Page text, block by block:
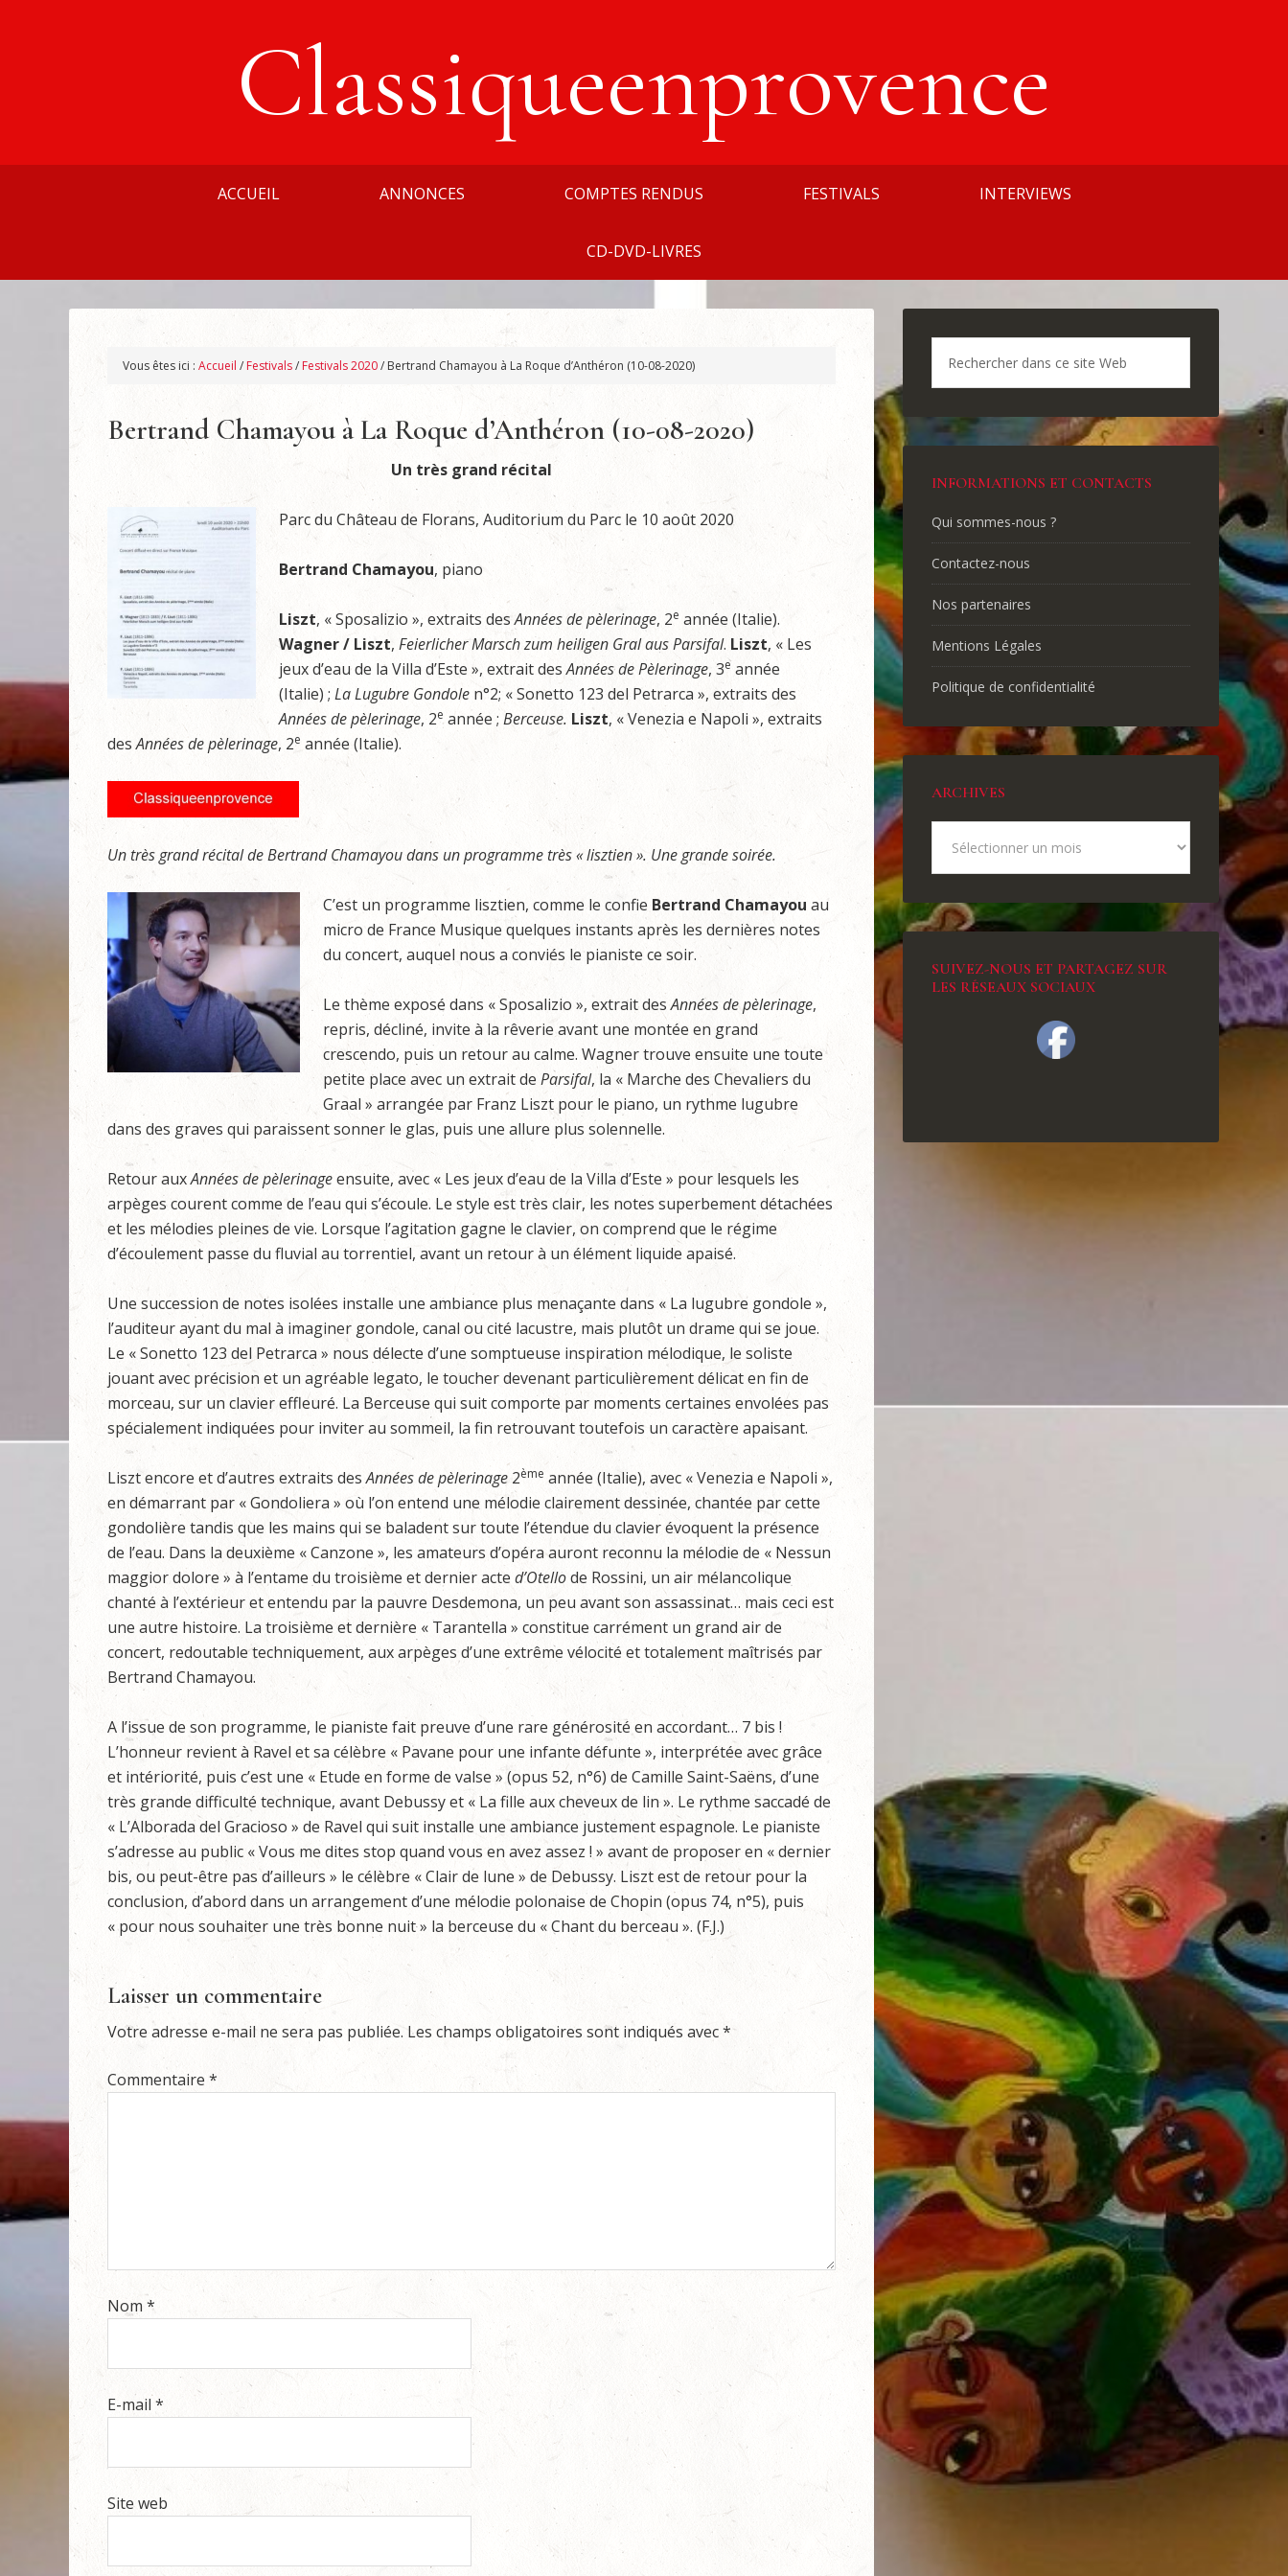
Classiqueenprovence
ACCUEIL ANNONCES COMPTES RENDUS FESTIVALS INTERVIEWS
CD-DVD-LIVRES
Vous êtes ici : Accueil / Festivals/ Festivals 2020/ Bertrand Chamayou à La Roque d’Anthéron (10-08-2020)
Bertrand Chamayou à La Roque d’Anthéron (10-08-2020)
Un très grand récital
Parc du Château de Florans, Auditorium du Parc le 10 août 2020
Bertrand Chamayou, piano
Liszt, « Sposalizio », extraits desAnnées de pèlerinage, 2e année (Italie).
Wagner / Liszt, Feierlicher Marsch zum heiligen Gral aus Parsifal. Liszt, « Les
jeux d’eau de la Villa d’Este », extrait desAnnées de Pèlerinage, 3e année
(Italie) ; La Lugubre Gondole n°2; « Sonetto 123 del Petrarca », extraits des
Années de pèlerinage, 2e année ; Berceuse. Liszt, « Venezia e Napoli », extraits
desAnnées de pèlerinage, 2e année (Italie).
Un très grand récital de Bertrand Chamayou dans un programme très « lisztien ». Une grande soirée.
C’est un programme lisztien, comme le confie Bertrand Chamayou au
micro de France Musique quelques instants après les dernières notes
du concert, auquel nous a conviés le pianiste ce soir.
Le thème exposé dans « Sposalizio », extrait desAnnées de pèlerinage,
repris, décliné, invite à la rêverie avant une montée en grand
crescendo, puis un retour au calme. Wagner trouve ensuite une toute
petite place avec un extrait de Parsifal, la « Marche des Chevaliers du
Graal » arrangée par Franz Liszt pour le piano, un rythme lugubre
dans des graves qui paraissent sonner le glas, puis une allure plus solennelle.
Retour auxAnnées de pèlerinageensuite, avec « Les jeux d’eau de la Villa d’Este » pour lesquels les
arpèges courent comme de l’eau qui s’écoule. Le style est très clair, les notes superbement détachées
et les mélodies pleines de vie. Lorsque l’agitation gagne le clavier, on comprend que le régime
d’écoulement passe du fluvial au torrentiel, avant un retour à un élément liquide apaisé.
Une succession de notes isolées installe une ambiance plus menaçante dans « La lugubre gondole »,
l’auditeur ayant du mal à imaginer gondole, canal ou cité lacustre, mais plutôt un drame qui se joue.
Le « Sonetto 123 del Petrarca » nous délecte d’une somptueuse inspiration mélodique, le soliste
jouant avec précision et un agréable legato, le toucher devenant particulièrement délicat en fin de
morceau, sur un clavier effleuré. La Berceuse qui suit comporte par moments certaines envolées pas
spécialement indiquées pour inviter au sommeil, la fin retrouvant toutefois un caractère apaisant.
Liszt encore et d’autres extraits desAnnées de pèlerinage 2ème année (Italie), avec « Venezia e Napoli »,
en démarrant par « Gondoliera » où l’on entend une mélodie clairement dessinée, chantée par cette
gondolière tandis que les mains qui se baladent sur toute l’étendue du clavier évoquent la présence
de l’eau. Dans la deuxième « Canzone », les amateurs d’opéra auront reconnu la mélodie de « Nessun
maggior dolore » à l’entame du troisième et dernier acte d’Otellode Rossini, un air mélancolique
chanté à l’extérieur et entendu par la pauvre Desdemona, un peu avant son assassinat… mais ceci est
une autre histoire. La troisième et dernière « Tarantella » constitue carrément un grand air de
concert, redoutable techniquement, aux arpèges d’une extrême vélocité et totalement maîtrisés par
Bertrand Chamayou.
A l’issue de son programme, le pianiste fait preuve d’une rare générosité en accordant… 7 bis !
L’honneur revient à Ravel et sa célèbre « Pavane pour une infante défunte », interprétée avec grâce
et intériorité, puis c’est une « Etude en forme de valse » (opus 52, n°6) de Camille Saint-Saëns, d’une
très grande difficulté technique, avant Debussy et « La fille aux cheveux de lin ». Le rythme saccadé de
« L’Alborada del Gracioso » de Ravel qui suit installe une ambiance justement espagnole. Le pianiste
s’adresse au public « Vous me dites stop quand vous en avez assez ! » avant de proposer en « dernier
bis, ou peut-être pas d’ailleurs » le célèbre « Clair de lune » de Debussy. Liszt est de retour pour la
conclusion, d’abord dans un arrangement d’une mélodie polonaise de Chopin (opus 74, n°5), puis
« pour nous souhaiter une très bonne nuit » la berceuse du « Chant du berceau ». (F.J.)
Laisser un commentaire
Votre adresse e-mail ne sera pas publiée. Les champs obligatoires sont indiqués avec*
Commentaire *
Nom *
E-mail *
Site web
INFORMATIONS ET CONTACTS
Qui sommes-nous ?
Contactez-nous
Nos partenaires
Mentions Légales
Politique de confidentialité
ARCHIVES
SUIVEZ-NOUS ET PARTAGEZ SUR
LES RÉSEAUX SOCIAUX